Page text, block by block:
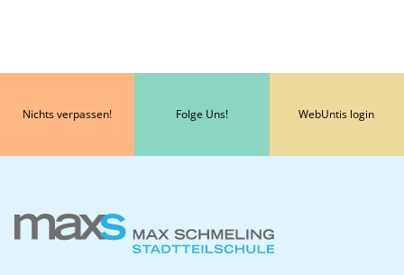
Nichts verpassen! Folge Uns! WebUntis login